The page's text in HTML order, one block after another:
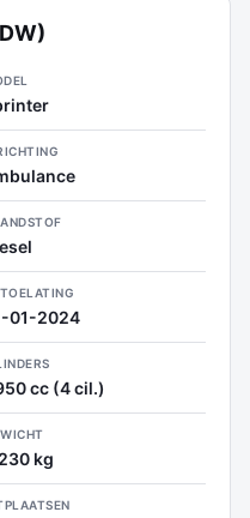
01-2024
cc (4 cil.)
kg